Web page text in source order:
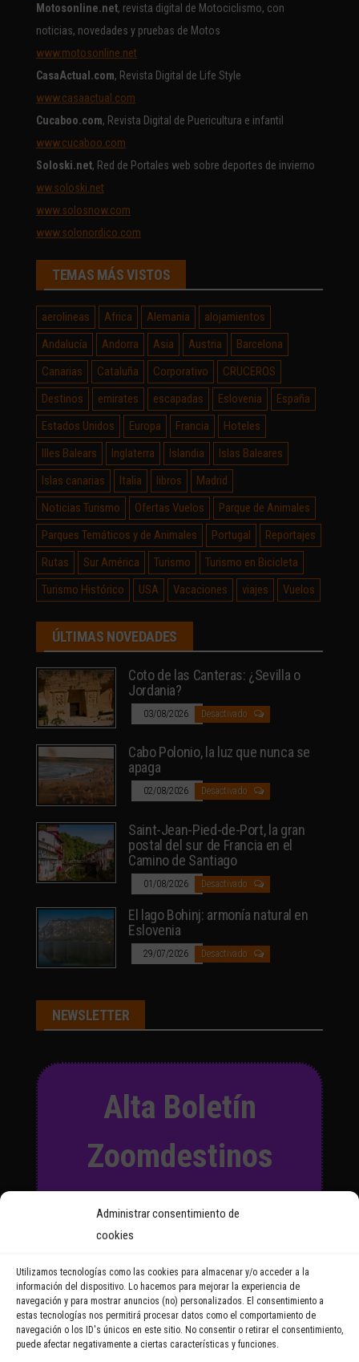
Administrar consentimiento de
cookies
Utilizamos tecnologías como las cookies para almacenar y/o acceder a la
información del dispositivo. Lo hacemos para mejorar la experiencia de
navegación y para mostrar anuncios (no) personalizados. El consentimiento a
estas tecnologías nos permitirá procesar datos como el comportamiento de
navegación o los ID's únicos en este sitio. No consentir o retirar el consentimiento,
puede afectar negativamente a ciertas características y funciones.
Motosonline.net, revista digital de Motociclismo, con
noticias, novedades y pruebas de Motos
www.motosonline.net
CasaActual.com, Revista Digital de Life Style
www.casaactual.com
Cucaboo.com, Revista Digital de Puericultura e infantil
www.cucaboo.com
Soloski.net, Red de Portales web sobre deportes de invierno
ww.soloski.net
www.solosnow.com
www.solonordico.com
TEMAS MÁS VISTOS
aerolineas Africa Alemania
alojamientos
Andalucía
Andorra Asia Austria
Barcelona
Canarias
Cataluña Corporativo
CRUCEROS
Destinos
emirates escapadas Eslovenia
España
Estados Unidos
Europa Francia
Hoteles
Illes Balears
Inglaterra Islandia
Islas Baleares
Islas canarias
Italia libros
Madrid
Noticias Turismo
Ofertas Vuelos
Parque de Animales
Parques Temáticos y de Animales
Portugal
Reportajes
Rutas
Sur América Turismo
Turismo en Bicicleta
Turismo Histórico
USA Vacaciones viajes Vuelos
ÚLTIMAS NOVEDADES
Coto de las Canteras: ¿Sevilla o
Jordania?
03/08/2026 Desactivado
Cabo Polonio, la luz que nunca se
apaga
02/08/2026 Desactivado
Saint-Jean-Pied-de-Port, la gran
postal del sur de Francia en el
Camino de Santiago
01/08/2026 Desactivado
El lago Bohinj: armonía natural en
Eslovenia
29/07/2026 Desactivado
NEWSLETTER
Alta Boletín
Zoomdestinos
y recibirás regularmente las
noticias y reportajes que
Email Address